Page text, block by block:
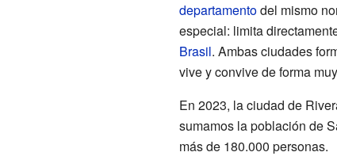
departamentodel mismo
especial: limita
Brasil. Ambas ciudades
vive y convive de forma
En 2023, la ciudad de
sumamos la población de
más de 180.000 personas.